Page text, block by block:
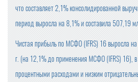
что составляет 2,1% консолидированной
период выросла на 8,1% и составила 507,19
Чистая прибыль по МСФО (IFRS) 16 выросла
г. (на 12,1% до применения МСФО (IFRS) 16), в
процентными расходами и низким